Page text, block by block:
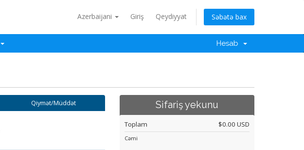
Azerbaijani Giriş Qeydiyyat Səbətə bax
Hesab
Qiymət/Müddət Sifariş yekunu
Toplam $0.00 USD
Cəmi